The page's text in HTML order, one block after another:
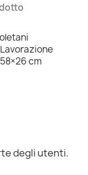
cm
degli utenti.